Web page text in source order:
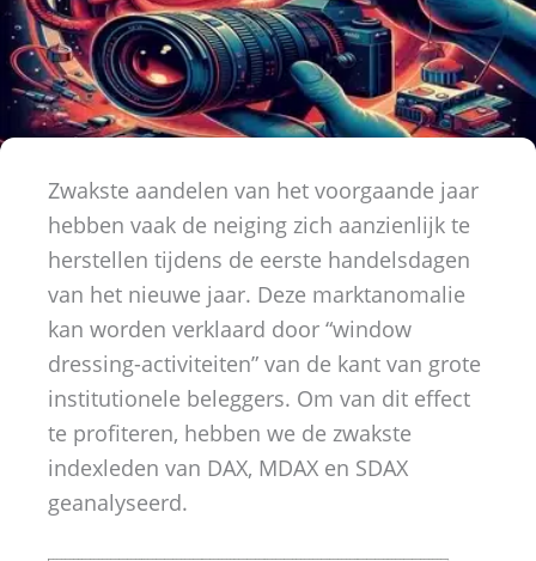
Zwakste aandelen van het voorgaande jaar
hebben vaak de neiging zich aanzienlijk te
herstellen tijdens de eerste handelsdagen
van het nieuwe jaar. Deze marktanomalie
kan worden verklaard door “window
dressing-activiteiten” van de kant van grote
institutionele beleggers. Om van dit effect
te profiteren, hebben we de zwakste
indexleden van DAX, MDAX en SDAX
geanalyseerd.